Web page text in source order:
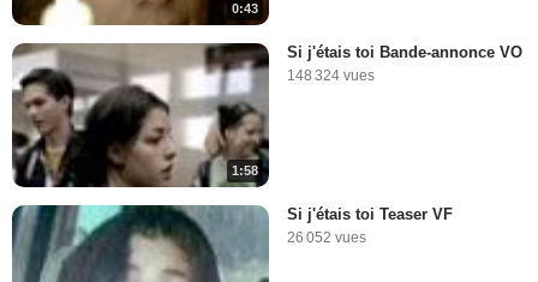
0:43
1:58
Si j'étais toi Bande-annonce VO
148 324 vues
Si j'étais toi Teaser VF
26 052 vues